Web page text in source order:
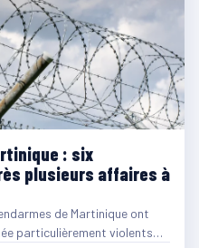
: six
plusieurs affaires à
de Martinique ont
particulièrement violents…